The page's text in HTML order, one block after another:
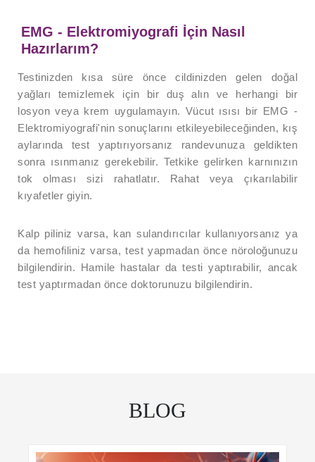
EMG - Elektromiyografi İçin Nasıl
Hazırlarım?
Testinizden kısa süre önce cildinizden gelen doğal
yağları temizlemek için bir duş alın ve herhangi bir
losyon veya krem uygulamayın. Vücut ısısı bir EMG -
Elektromiyografi'nin sonuçlarını etkileyebileceğinden, kış
aylarında test yaptırıyorsanız randevunuza geldikten
sonra ısınmanız gerekebilir. Tetkike gelirken karnınızın
tok olması sizi rahatlatır. Rahat veya çıkarılabilir
kıyafetler giyin.
Kalp piliniz varsa, kan sulandırıcılar kullanıyorsanız ya
da hemofiliniz varsa, test yapmadan önce nöroloğunuzu
bilgilendirin. Hamile hastalar da testi yaptırabilir, ancak
test yaptırmadan önce doktorunuzu bilgilendirin.
BLOG